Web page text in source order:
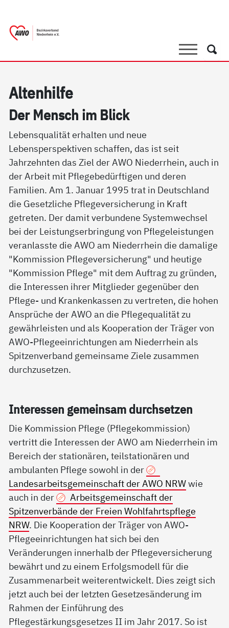
SucheSuche
Al­ten­hil­fe
Der Mensch im Blick
Lebensqualität erhalten und neue
Lebensperspektiven schaffen, das ist seit
Jahrzehnten das Ziel der AWO Niederrhein, auch in
der Arbeit mit Pflegebedürftigen und deren
Familien. Am 1. Januar 1995 trat in Deutschland
die Gesetzliche Pflegeversicherung in Kraft
getreten. Der damit verbundene Systemwechsel
bei der Leistungserbringung von Pflegeleistungen
veranlasste die AWO am Niederrhein die damalige
"Kommission Pflegeversicherung" und heutige
"Kommission Pflege" mit dem Auftrag zu gründen,
die Interessen ihrer Mitglieder gegenüber den
Pflege- und Krankenkassen zu vertreten, die hohen
Ansprüche der AWO an die Pflegequalität zu
gewährleisten und als Kooperation der Träger von
AWO-Pflegeeinrichtungen am Niederrhein als
Spitzenverband gemeinsame Ziele zusammen
durchzusetzen.
In­ter­es­sen ge­mein­sam durch­set­zen
Die Kommission Pflege (Pflegekommission)
vertritt die Interessen der AWO am Niederrhein im
Bereich der stationären, teilstationären und
ambulanten Pflege sowohl in der
Landesarbeitsgemeinschaft der AWO NRWwie
auch in der
Arbeitsgemeinschaft der
Spitzenverbände der Freien Wohlfahrtspflege
NRW. Die Kooperation der Träger von AWO-
Pflegeeinrichtungen hat sich bei den
Veränderungen innerhalb der Pflegeversicherung
bewährt und zu einem Erfolgsmodell für die
Zusammenarbeit weiterentwickelt. Dies zeigt sich
jetzt auch bei der letzten Gesetzesänderung im
Rahmen der Einführung des
Pflegestärkungsgesetzes II im Jahr 2017. So ist